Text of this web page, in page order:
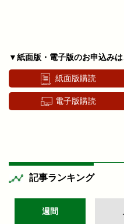
▼紙面版・電子版のお申込みは
紙面版購読
電子版購読
記事ランキング
週間